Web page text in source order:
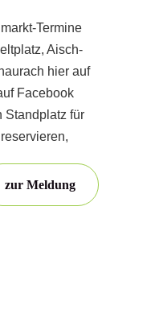
Termine
Aisch-
hier auf
Facebook
Standplatz für
zur Meldung